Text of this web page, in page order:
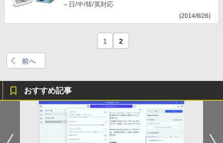
～日/中/韓/英対応
(2014/8/26)
前へ
1 2
おすすめ記事